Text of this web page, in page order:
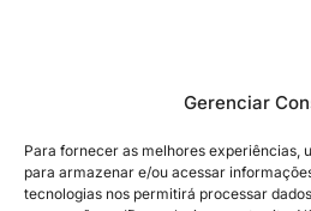
Gerenciar
Para fornecer as melhores experiências,
para armazenar e/ou acessar
tecnologias nos permitirá processar